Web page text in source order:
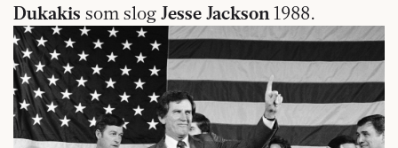
Dukakis som slog Jesse Jackson 1988.